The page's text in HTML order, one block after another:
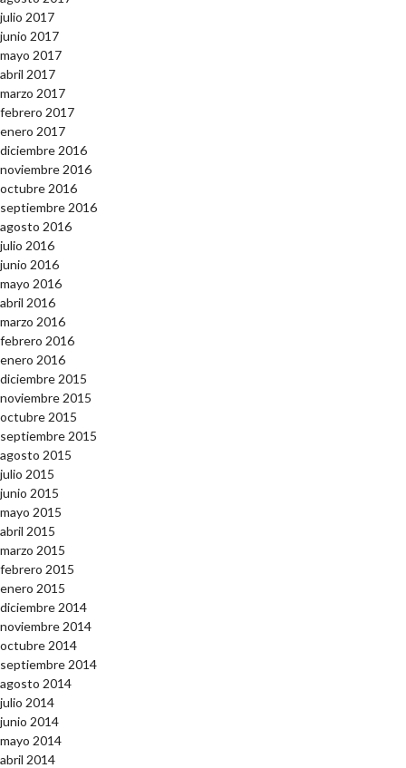
julio 2017
junio 2017
mayo 2017
abril 2017
marzo 2017
febrero 2017
enero 2017
diciembre 2016
noviembre 2016
octubre 2016
septiembre 2016
agosto 2016
julio 2016
junio 2016
mayo 2016
abril 2016
marzo 2016
febrero 2016
enero 2016
diciembre 2015
noviembre 2015
octubre 2015
septiembre 2015
agosto 2015
julio 2015
junio 2015
mayo 2015
abril 2015
marzo 2015
febrero 2015
enero 2015
diciembre 2014
noviembre 2014
octubre 2014
septiembre 2014
agosto 2014
julio 2014
junio 2014
mayo 2014
abril 2014